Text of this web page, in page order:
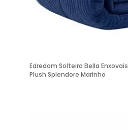
Edredom Solteiro Bella Enxovais
Plush Splendore Marinho